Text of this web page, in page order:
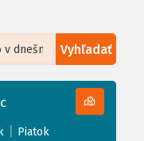
Vyhľadať
OpenStreetMap
Piatok